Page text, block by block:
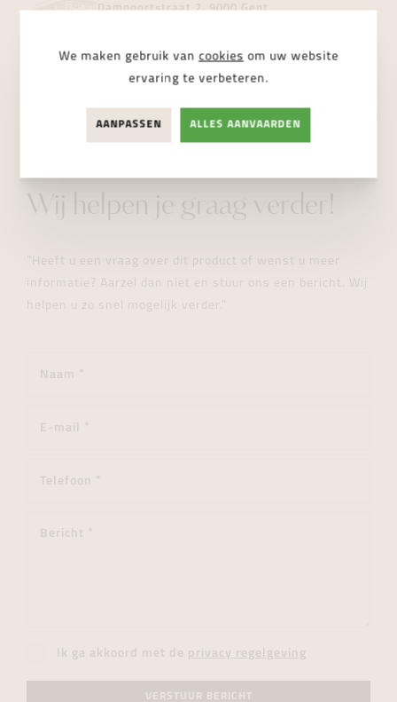
Dampoortstraat 2, 9000 Gent
Wij helpen je graag verder!
"Heeft u een vraag over dit product of wenst u meer
informatie? Aarzel dan niet en stuur ons een bericht. Wij
helpen u zo snel mogelijk verder."
Ik ga akkoord met de privacy regelgeving
VERSTUUR BERICHT
We maken gebruik van cookies om uw website
ervaring te verbeteren.
AANPASSEN ALLES AANVAARDEN